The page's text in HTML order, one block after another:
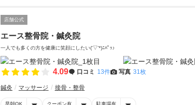
店舗公式
エース整骨院・鍼灸院
一人でも多くの方を健康に笑顔にしたい('▽'*)ﾆﾊﾟｯ♪
4.09 口コミ 13件 写真 31枚
鍼灸 マッサージ 接骨・整骨
早朝OK クーポン有 駐車場有